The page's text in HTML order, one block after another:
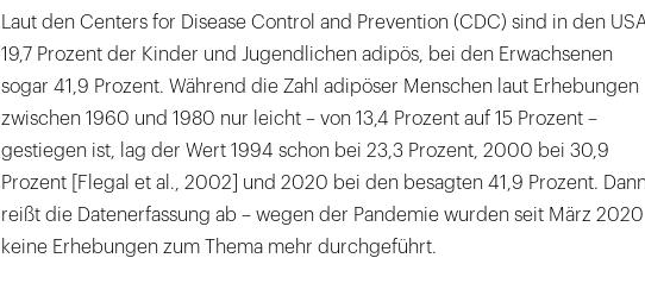
Laut den Centers for Disease Control and Prevention (CDC) sind in den
19,7 Prozent der Kinder und Jugendlichen adipös, bei den Erwachsenen
sogar 41,9 Prozent. Während die Zahl adipöser Menschen laut Erhebungen
zwischen 1960 und 1980 nur leicht – von 13,4 Prozent auf 15 Prozent –
gestiegen ist, lag der Wert 1994 schon bei 23,3 Prozent, 2000 bei 30,9
Prozent [Flegal et al., 2002] und 2020 bei den besagten 41,9 Prozent. Dann
reißt die Datenerfassung ab – wegen der Pandemie wurden seit März 2020
keine Erhebungen zum Thema mehr durchgeführt.